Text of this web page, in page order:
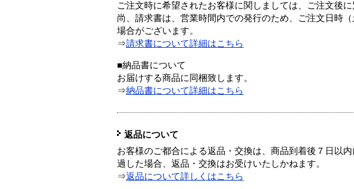
ご注文時に希望されたお客様に関しましては、ご注文後に
尚、請求書は、営業時間内での発行のため、ご注文日時
場合がございます。
⇒請求書について詳細はこちら
■納品書について
お届けする商品に同梱致します。
⇒納品書について詳細はこちら
返品について
お客様のご都合による返品・交換は、商品到着後７日以
過した場合、返品・交換はお受けいたしかねます。
⇒返品について詳しくはこちら